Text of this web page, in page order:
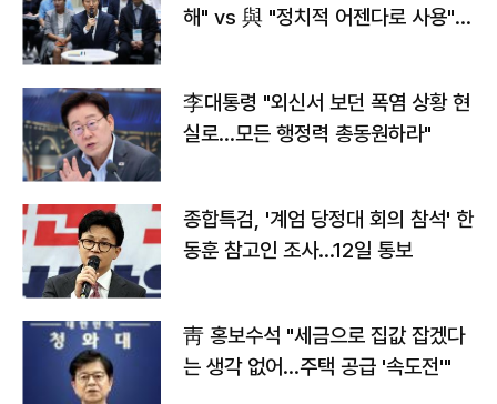
해" vs 與 "정치적 어젠다로 사용"
李대통령 "외신서 보던 폭염 상황 현
실로…모든 행정력 총동원하라"
종합특검, '계엄 당정대 회의 참석' 한
동훈 참고인 조사...12일 통보
靑 홍보수석 "세금으로 집값 잡겠다
는 생각 없어…주택 공급 '속도전'"